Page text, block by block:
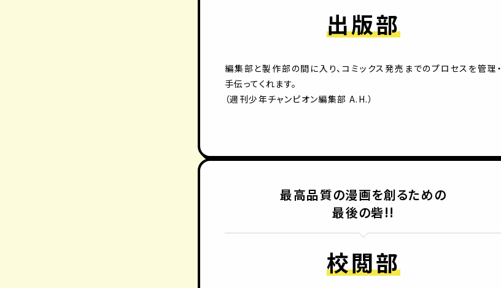
出版部
編集部と製作部の間に入り、コミックス発売までのプロセスを管理・
手伝ってくれます。
（週刊少年チャンピオン編集部 A.H.）
最高品質の漫画を創るための
最後の砦!!
校閲部